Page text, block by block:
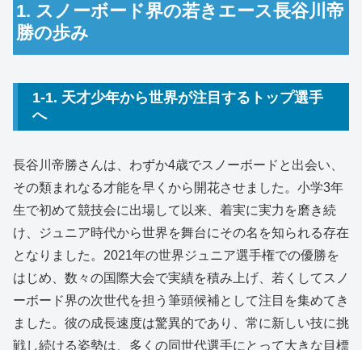
1. スノーボード界の若きエース長谷川帝
勝の歩み
1-1. 天才少年から世界が注目するトップ選手
へ
長谷川帝勝さんは、わずか4歳でスノーボードと出会い、
その類まれなる才能を早くから開花させました。 小学3年
生で初めて競技会に出場して以来、着実に実力を磨き続
け、ジュニア時代から世界を舞台にその名を知られる存在
となりました。 2021年の世界ジュニア選手権での優勝を
はじめ、数々の国際大会で実績を積み上げ、若くしてスノ
ーボード界の次世代を担う筆頭候補として注目を集めてき
ました。 彼の成長速度は驚異的であり、常に新しい技に挑
戦し続ける姿勢は、多くの同世代選手にとって大きな目標